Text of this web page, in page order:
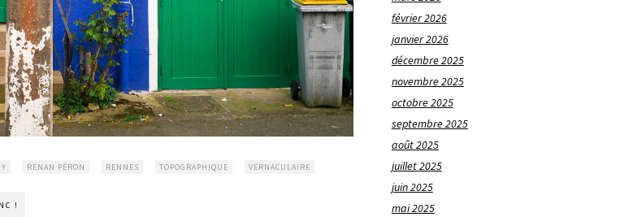
RENAN PÉRON RENNES TOPOGRAPHIQUE VERNACULAIRE
!
février 2026
janvier 2026
décembre 2025
novembre 2025
octobre 2025
septembre 2025
août 2025
juillet 2025
juin 2025
mai 2025